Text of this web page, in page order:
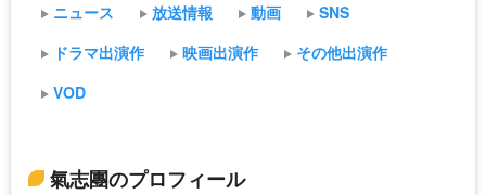
ニュース 放送情報 動画
SNS
ドラマ出演作
映画出演作
その他出演作
VOD
氣志團のプロフィール